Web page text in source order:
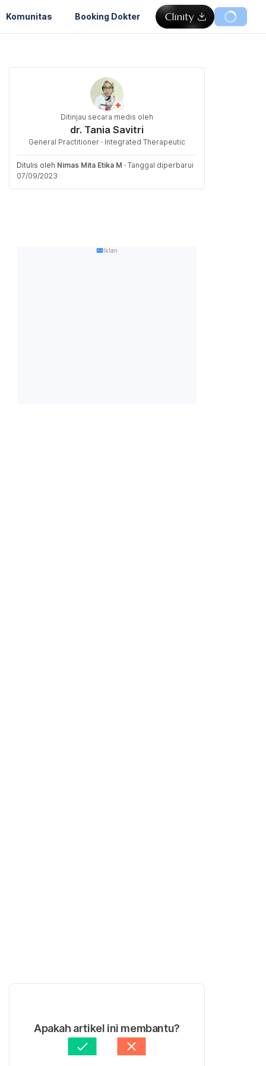
Komunitas Booking Dokter
Ditinjau secara medis oleh
dr. Tania Savitri
General Practitioner · Integrated Therapeutic
Ditulis oleh Nimas Mita Etika M · Tanggal diperbarui
07/09/2023
Iklan
Apakah artikel ini membantu?